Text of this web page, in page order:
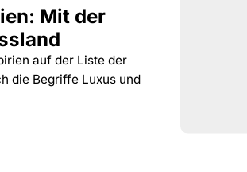
Mit der
auf der Liste der
die Begriffe Luxus und